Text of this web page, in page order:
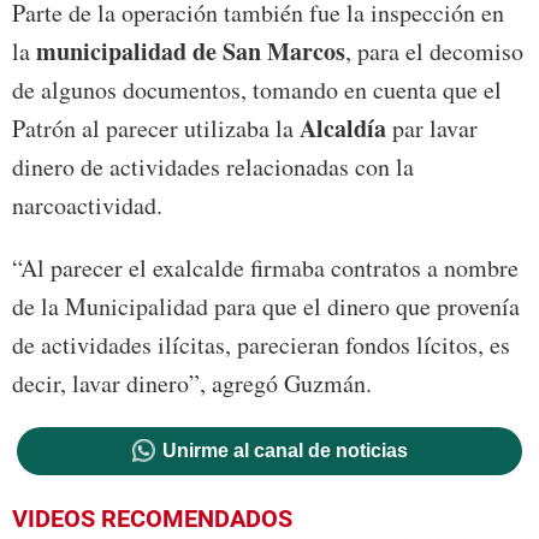
Parte de la operación también fue la inspección en
lamunicipalidad deSan Marcos, para el decomiso
de algunos documentos, tomando en cuenta que el
Patrón al parecer utilizaba laAlcaldíapar lavar
dinero de actividades relacionadas con la
narcoactividad.
“Al parecer el exalcalde firmaba contratos a nombre
de la Municipalidad para que el dinero que provenía
de actividades ilícitas, parecieran fondos lícitos, es
decir, lavar dinero”, agregó Guzmán.
Unirme al canal de noticias
VIDEOS RECOMENDADOS